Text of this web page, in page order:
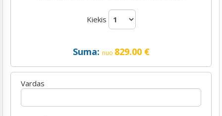
Kiekis
Suma: nuo 829.00€
Vardas